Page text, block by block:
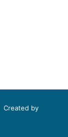
Created by